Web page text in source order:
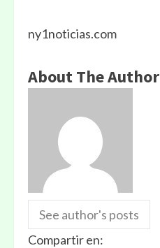
ny1noticias.com
About The Author
See author's posts
Compartir en: